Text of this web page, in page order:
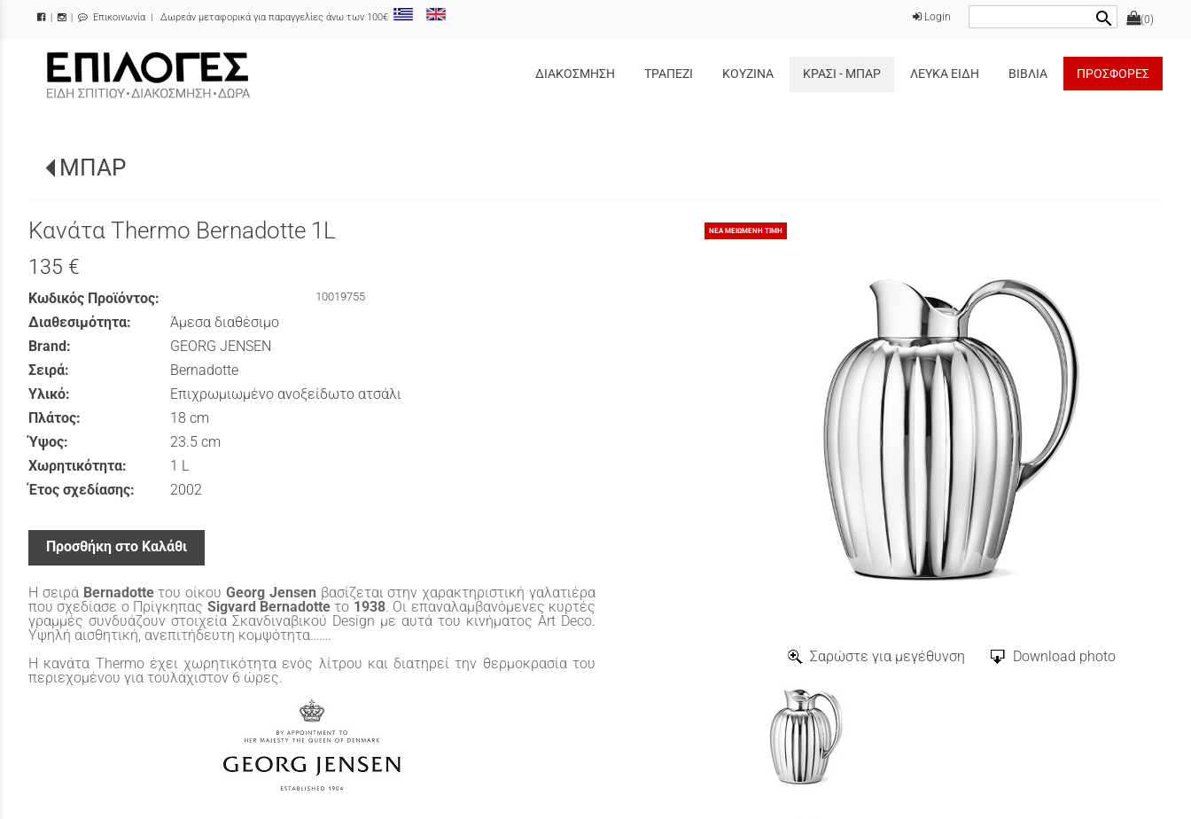
| Επικοινωνία | Δωρεάν μεταφορικά για παραγγελίες άνω των 100€ (0)
search
Login
/
ΔΙΑΚΟΣΜΗΣΗ ΤΡΑΠΕΖΙ ΚΟΥΖΙΝΑ ΚΡΑΣΙ - ΜΠΑΡ ΛΕΥΚΑ ΕΙΔΗ ΒΙΒΛΙΑ ΠΡΟΣΦΟΡΕΣ
ΜΠΑΡ
Σαρώστε για μεγέθυνση Download photo
ΝΕΑ ΜΕΙΩΜΕΝΗ ΤΙΜΗ
Κανάτα Thermo Bernadotte 1L
135 €
Κωδικός Προϊόντος: 10019755
Διαθεσιμότητα:
Άμεσα διαθέσιμο
Brand:
GEORG JENSEN
Σειρά:
Bernadotte
Υλικό:
Επιχρωμιωμένο ανοξείδωτο ατσάλι
Πλάτος:
18 cm
Ύψος:
23.5 cm
Χωρητικότητα:
1 L
Έτος σχεδίασης:
2002
Προσθήκη στο Καλάθι
Η σειρά Bernadotte του οίκου Georg Jensen βασίζεται στην χαρακτηριστική γαλατιέρα
που σχεδίασε ο Πρίγκηπας Sigvard Bernadotte το 1938. Οι επαναλαμβανόμενες κυρτές
γραμμές συνδυάζουν στοιχεία Σκανδιναβικού Design με αυτά του κινήματος Art Deco.
Υψηλή αισθητική, ανεπιτήδευτη κομψότητα…….
Η κανάτα Thermo έχει χωρητικότητα ενός λίτρου και διατηρεί την θερμοκρασία του
περιεχομένου για τουλάχιστον 6 ώρες.